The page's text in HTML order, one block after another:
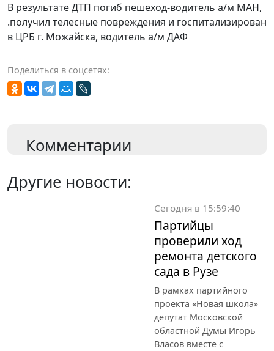
В результате ДТП погиб пешеход-водитель а/м МАН,
.получил телесные повреждения и госпитализирован
в ЦРБ г. Можайска, водитель а/м ДАФ
Поделиться в соцсетях:
Комментарии
Другие новости:
Сегодня в 15:59:40
Партийцы
проверили ход
ремонта детского
сада в Рузе
В рамках партийного
проекта «Новая школа»
депутат Московской
областной Думы Игорь
Власов вместе с